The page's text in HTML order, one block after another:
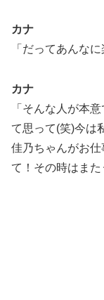
カナ
「だってあんな
カナ
「そんな人が本
て思って(笑)今は
佳乃ちゃんがお
て！その時はまた